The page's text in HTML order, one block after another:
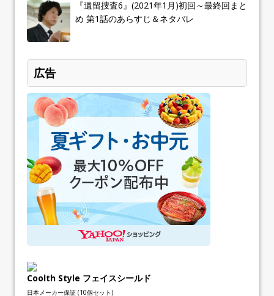
『遺留捜査6』(2021年1月)初回～最終回まと
め 第1話のあらすじ＆ネタバレ
広告
Coolth Style フェイスシールド
日本メーカー保証 (10個セット)